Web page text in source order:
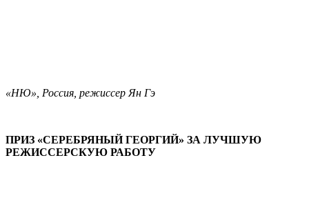
«НЮ», Россия, режиссер Ян Гэ
ПРИЗ «СЕРЕБРЯНЫЙ ГЕОРГИЙ» ЗА ЛУЧШУЮ
РЕЖИССЕРСКУЮ РАБОТУ